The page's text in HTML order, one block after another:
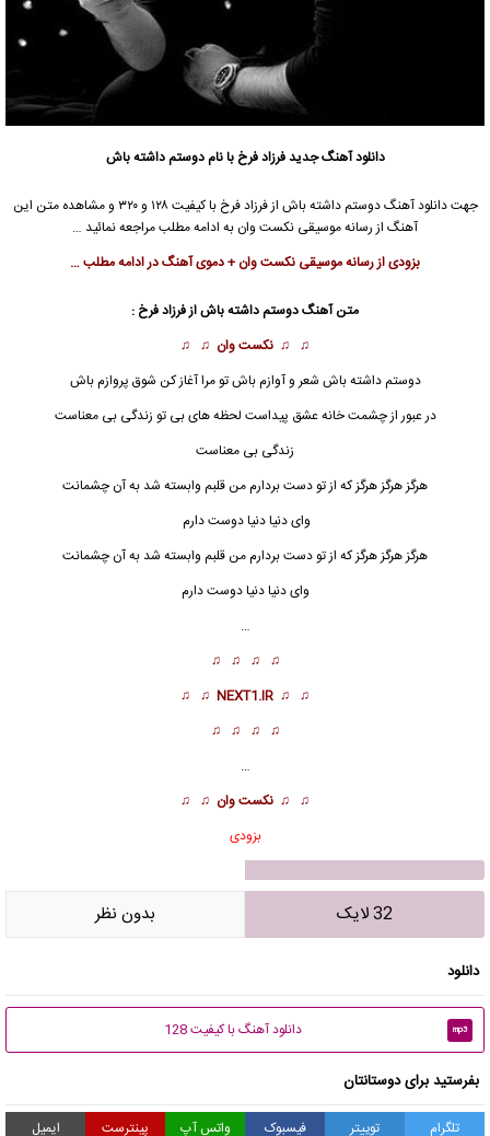
دانلود آهنگ جدیدفرزاد فرخ با نام دوستم داشته باش
جهت دانلود آهنگ دوستم داشته باش از فرزاد فرخ با کیفیت ۱۲۸ و ۳۲۰ و مشاهده متن این
آهنگ از رسانه موسیقی نکست وان به ادامه مطلب مراجعه نمائید …
بزودی از رسانه موسیقی نکست وان + دموی آهنگ در ادامه مطلب …
متن آهنگ دوستم داشته باش از فرزاد فرخ :
♫ ♫ نکست وان ♫ ♫
دوستم داشته باش شعر و آوازم باش تو مرا آغاز کن شوق پروازم باش
در عبور از چشمت خانه عشق پیداست لحظه های بی تو زندگی بی معناست
زندگی بی معناست
هرگز هرگز هرگز که از تو دست بردارم من قلبم وابسته شد به آن چشمانت
وای دنیا دنیا دوست دارم
هرگز هرگز هرگز که از تو دست بردارم من قلبم وابسته شد به آن چشمانت
وای دنیا دنیا دوست دارم
…
♫ ♫ ♫ ♫
♫ ♫
NEXT1.IR
♫ ♫
♫ ♫ ♫ ♫
…
♫ ♫ نکست وان ♫ ♫
بزودی
32 لایک بدون نظر
دانلود
mp3 دانلود آهنگ با کیفیت 128
بفرستید برای دوستانتان
تلگرام توییتر فیسبوک واتس آپ پینترست ایمیل